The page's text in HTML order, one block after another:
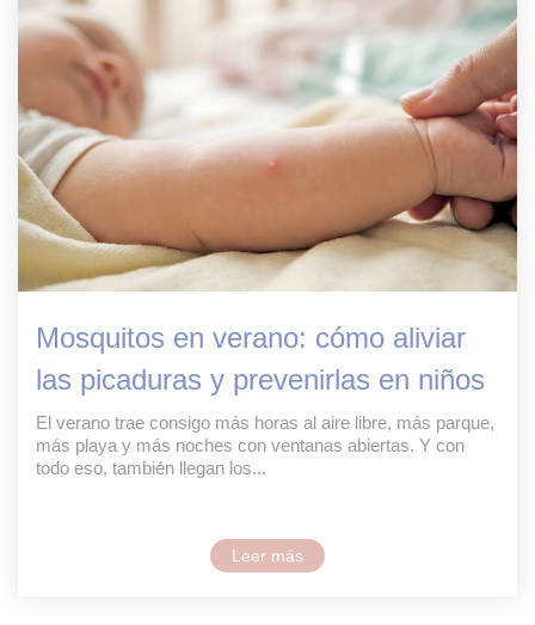
Mosquitos en verano: cómo aliviar
las picaduras y prevenirlas en niños
El verano trae consigo más horas al aire libre, más parque,
más playa y más noches con ventanas abiertas. Y con
todo eso, también llegan los...
Leer más